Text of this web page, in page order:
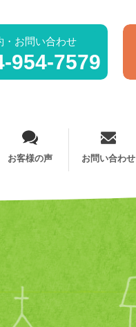
・お問い合わせ
954-7579
お客様の声 お問い合わせ